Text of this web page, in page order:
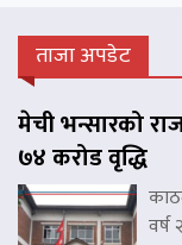
ताजा अपडेट
मेची भन्सारको
७४ करोड वृद्धि
वर्ष